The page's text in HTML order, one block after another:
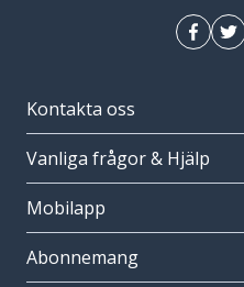
Kontakta oss
Vanliga frågor & Hjälp
Mobilapp
Abonnemang